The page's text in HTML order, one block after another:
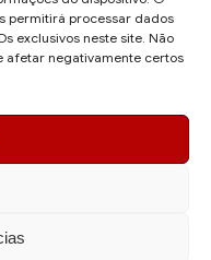
permitirá processar dados
exclusivos neste site. Não
afetar negativamente certos